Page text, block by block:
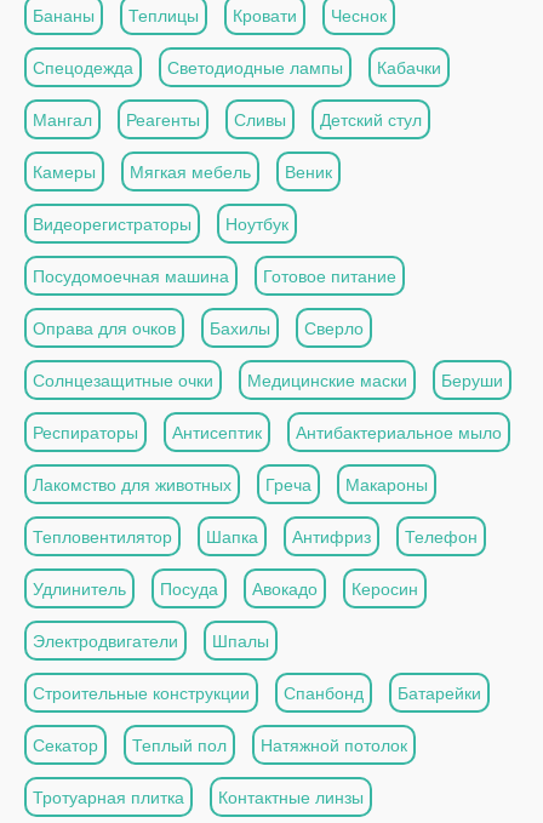
Бананы Теплицы Кровати Чеснок
Спецодежда Светодиодные лампы Кабачки
Мангал Реагенты Сливы Детский стул
Камеры Мягкая мебель Веник
Видеорегистраторы Ноутбук
Посудомоечная машина Готовое питание
Оправа для очков Бахилы Сверло
Солнцезащитные очки Медицинские маски Беруши
Респираторы Антисептик Антибактериальное мыло
Лакомство для животных Греча Макароны
Тепловентилятор Шапка Антифриз Телефон
Удлинитель Посуда Авокадо Керосин
Электродвигатели Шпалы
Строительные конструкции Спанбонд Батарейки
Секатор Теплый пол Натяжной потолок
Тротуарная плитка Контактные линзы